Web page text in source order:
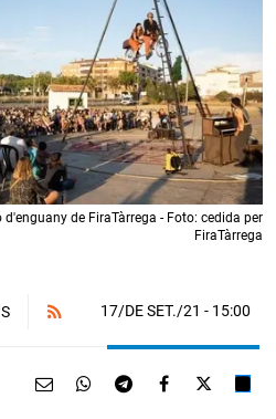
de FiraTàrrega - Foto: cedida per
FiraTàrrega
17/DE SET./21 - 15:00